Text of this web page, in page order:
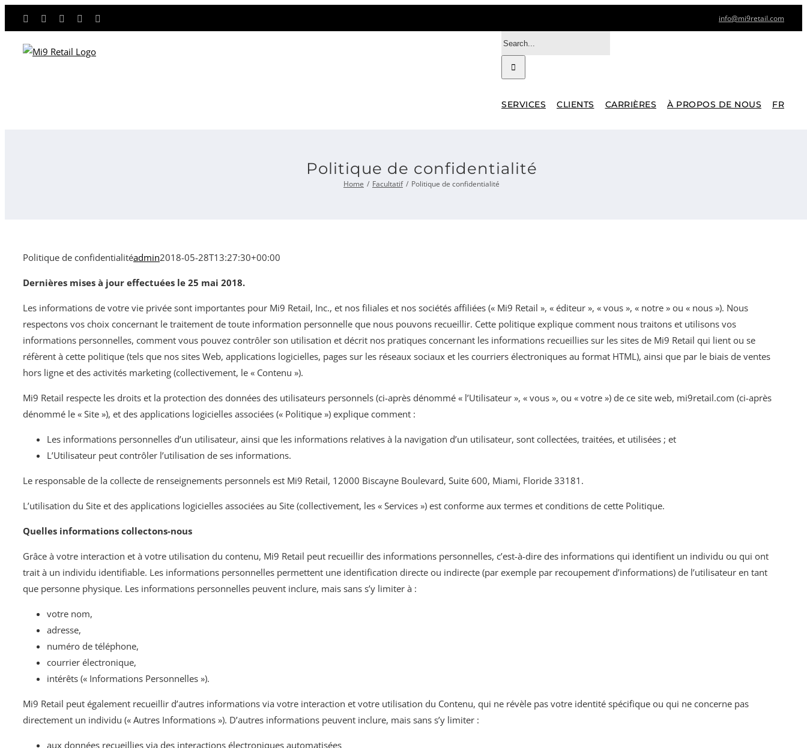
to
content
Facebook
TwitterLinkedInInstagram info@mi9retail.com
Search
for:
SERVICES CLIENTS CARRIÈRES À PROPOS DE NOUS FR
Politique de confidentialité
Home Facultatif Politique de confidentialité
Politique de confidentialitéadmin2018-05-28T13:27:30+00:00
Dernières mises à jour effectuées le 25 mai 2018.
Les informations de votre vie privée sont importantes pour Mi9 Retail, Inc., et nos filiales et nos sociétés affiliées (« Mi9 Retail », « éditeur », « vous », « notre » ou « nous »). Nous
respectons vos choix concernant le traitement de toute information personnelle que nous pouvons recueillir. Cette politique explique comment nous traitons et utilisons vos
informations personnelles, comment vous pouvez contrôler son utilisation et décrit nos pratiques concernant les informations recueillies sur les sites de Mi9 Retail qui lient ou se
réfèrent à cette politique (tels que nos sites Web, applications logicielles, pages sur les réseaux sociaux et les courriers électroniques au format HTML), ainsi que par le biais de ventes
hors ligne et des activités marketing (collectivement, le « Contenu »).
Mi9 Retail respecte les droits et la protection des données des utilisateurs personnels (ci-après dénommé « l’Utilisateur », « vous », ou « votre ») de ce site web, mi9retail.com (ci-après
dénommé le « Site »), et des applications logicielles associées (« Politique ») explique comment :
Les informations personnelles d’un utilisateur, ainsi que les informations relatives à la navigation d’un utilisateur, sont collectées, traitées, et utilisées ; et
L’Utilisateur peut contrôler l’utilisation de ses informations.
Le responsable de la collecte de renseignements personnels est Mi9 Retail, 12000 Biscayne Boulevard, Suite 600, Miami, Floride 33181.
L’utilisation du Site et des applications logicielles associées au Site (collectivement, les « Services ») est conforme aux termes et conditions de cette Politique.
Quelles informations collectons-nous
Grâce à votre interaction et à votre utilisation du contenu, Mi9 Retail peut recueillir des informations personnelles, c’est-à-dire des informations qui identifient un individu ou qui ont
trait à un individu identifiable. Les informations personnelles permettent une identification directe ou indirecte (par exemple par recoupement d’informations) de l’utilisateur en tant
que personne physique. Les informations personnelles peuvent inclure, mais sans s’y limiter à :
votre nom,
adresse,
numéro de téléphone,
courrier électronique,
intérêts (« Informations Personnelles »).
Mi9 Retail peut également recueillir d’autres informations via votre interaction et votre utilisation du Contenu, qui ne révèle pas votre identité spécifique ou qui ne concerne pas
directement un individu (« Autres Informations »). D’autres informations peuvent inclure, mais sans s’y limiter :
aux données recueillies via des interactions électroniques automatisées